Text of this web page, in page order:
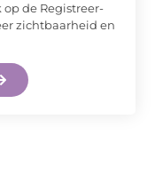
de Registreer-
zichtbaarheid en